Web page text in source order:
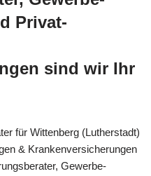
Privat-
sind wir Ihr
für Wittenberg (Lutherstadt)
& Krankenversicherungen
Gewerbe-